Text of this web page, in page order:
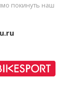
покинуть наш